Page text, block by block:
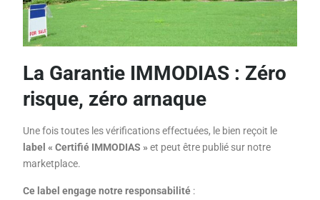
La Garantie IMMODIAS : Zéro
risque, zéro arnaque
Une fois toutes les vérifications effectuées, le bien reçoit le
label « Certifié IMMODIAS »et peut être publié sur notre
marketplace.
Ce label engage notre responsabilité :